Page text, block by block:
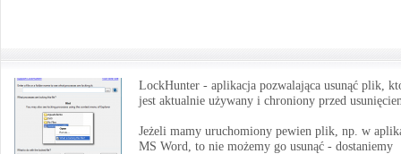
LockHunter - aplikacja pozwalająca usunąć plik,
jest aktualnie używany i chroniony przed
Jeżeli mamy uruchomiony pewien plik, np. w
MS Word, to nie możemy go usunąć - dostaniemy